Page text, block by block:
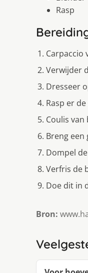
Rasp
Carpaccio
Verwijder
Dresseer
Rasp er
Coulis van
Breng
Dompel
Verfris de
Doe dit in
Bron: